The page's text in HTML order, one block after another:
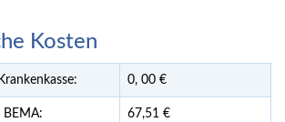
Kosten
0, 00 €
67,51 €